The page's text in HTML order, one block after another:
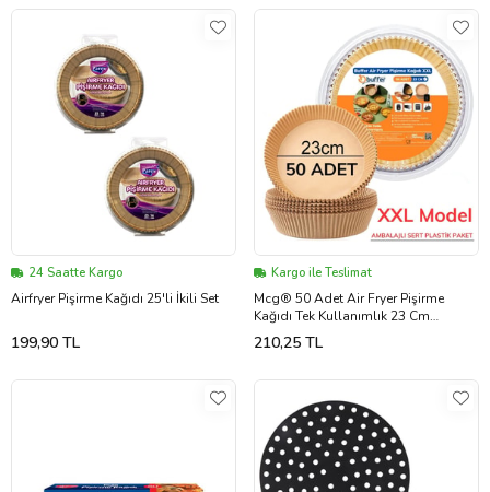
24 Saatte Kargo
Airfryer Pişirme Kağıdı 25'li İkili Set
199,90 TL
Kargo ile Teslimat
Mcg® 50 Adet Air Fryer Pişirme
Kağıdı Tek Kullanımlık 23 Cm
Yuvarlak Pişirme Kağıdı XXL PVC li
210,25 TL